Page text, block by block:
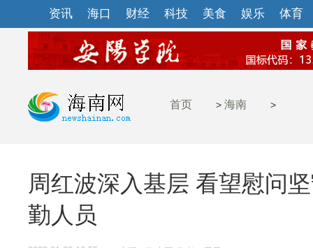
资讯 海口 财经 科技 美食 娱乐 体育
首页 > 海南 >
周红波深入基层 看望慰问
勤人员